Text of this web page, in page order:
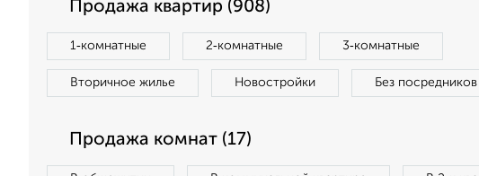
Продажа квартир (908)
1‑комнатные 2‑комнатные 3‑комнатные
Вторичное жилье Новостройки Без посредников
Продажа комнат (17)